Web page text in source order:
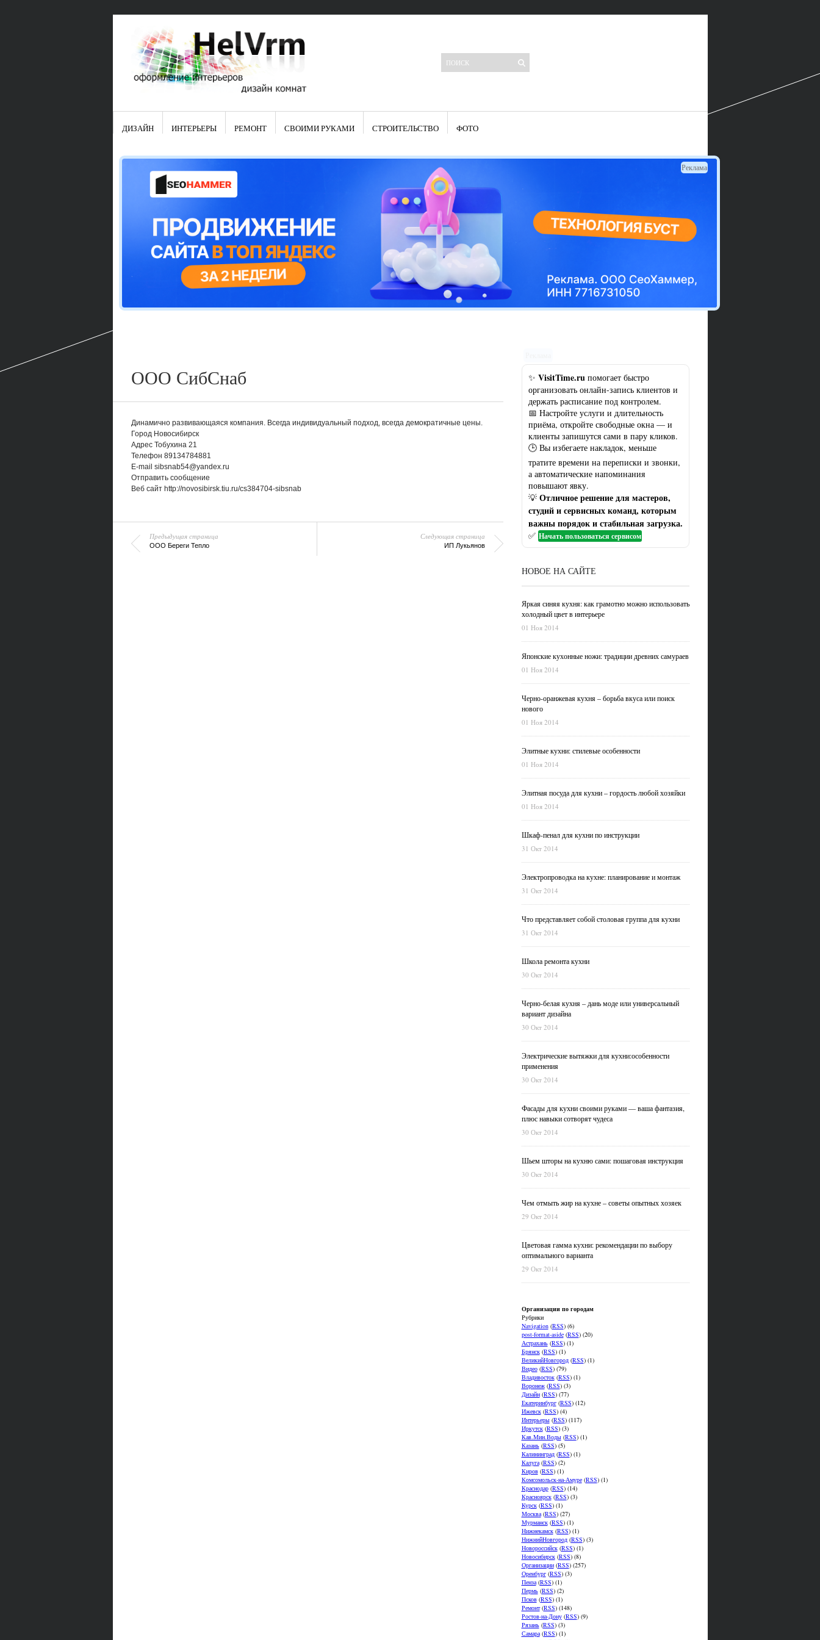
Свежие записи
Японские кухонные ножи: традиции древних самураев
Элитные кухни: стилевые особенности
Элитная посуда для кухни – гордость любой хозяйки
Шкаф-пенал для кухни по инструкции
Электропроводка на кухне: планирование и монтаж
Что представляет собой столовая группа для кухни
Школа ремонта кухни
Черно-белая кухня – дань моде или универсальный вариант дизайна
Электрические вытяжки для кухни:особенности применения
Фасады для кухни своими руками — ваша фантазия, плюс навыки
сотворят чудеса
Шьем шторы на кухню сами: пошаговая инструкция
Чем отмыть жир на кухне – советы опытных хозяек
Цветовая гамма кухни: рекомендации по выбору оптимального
ДИЗАЙН ИНТЕРЬЕРЫ РЕМОНТ СВОИМИ РУКАМИ СТРОИТЕЛЬСТВО ФОТО
Реклама
ООО СибСнаб
Динамично развивающаяся компания. Всегда индивидуальный подход, всегда демократичные цены.
Город Новосибирск
АдресТобухина 21
Телефон 89134784881
E-mail sibsnab54@yandex.ru
Отправить сообщение
Веб сайтhttp://novosibirsk.tiu.ru/cs384704-sibsnab
Предыдущая страница
ООО Береги Тепло
Следующая страница
ИП Лукьянов
✨ VisitTime.ru помогает быстро
организовать онлайн-запись клиентов и
держать расписание под контролем.
📅 Настройте услуги и длительность
приёма, откройте свободные окна — и
клиенты запишутся сами в пару кликов.
🕒 Вы избегаете накладок, меньше
тратите времени на переписки и звонки,
а автоматические напоминания
повышают явку.
💡 Отличное решение для мастеров,
студий и сервисных команд, которым
важны порядок и стабильная загрузка.
✅ Начать пользоваться сервисом
НОВОЕ НА САЙТЕ
Яркая синяя кухня: как грамотно можно использовать
холодный цвет в интерьере
01 Ноя 2014
Японские кухонные ножи: традиции древних самураев
01 Ноя 2014
Черно-оранжевая кухня – борьба вкуса или поиск
нового
01 Ноя 2014
Элитные кухни: стилевые особенности
01 Ноя 2014
Элитная посуда для кухни – гордость любой хозяйки
01 Ноя 2014
Шкаф-пенал для кухни по инструкции
31 Окт 2014
Электропроводка на кухне: планирование и монтаж
31 Окт 2014
Что представляет собой столовая группа для кухни
31 Окт 2014
Школа ремонта кухни
30 Окт 2014
Черно-белая кухня – дань моде или универсальный
вариант дизайна
30 Окт 2014
Электрические вытяжки для кухни:особенности
применения
30 Окт 2014
Фасады для кухни своими руками — ваша фантазия,
плюс навыки сотворят чудеса
30 Окт 2014
Шьем шторы на кухню сами: пошаговая инструкция
30 Окт 2014
Чем отмыть жир на кухне – советы опытных хозяек
29 Окт 2014
Цветовая гамма кухни: рекомендации по выбору
оптимального варианта
29 Окт 2014
Организации по городам
Рубрики
Navigation(RSS) (6)
post-format-aside(RSS) (20)
Астрахань(RSS) (1)
Брянск(RSS) (1)
ВеликийНовгород(RSS) (1)
Видео(RSS) (79)
Владивосток(RSS) (1)
Воронеж(RSS) (3)
Дизайн(RSS) (77)
Екатеринбург(RSS) (12)
Ижевск(RSS) (4)
Интерьеры(RSS) (117)
Иркутск(RSS) (3)
Кав.Мин.Воды(RSS) (1)
Казань(RSS) (5)
Калининград(RSS) (1)
Калуга(RSS) (2)
Киров(RSS) (1)
Комсомольск-на-Амуре(RSS) (1)
Краснодар(RSS) (14)
Красноярск(RSS) (3)
Курск(RSS) (1)
Москва(RSS) (27)
Мурманск(RSS) (1)
Нижнекамск(RSS) (1)
НижнийНовгород(RSS) (3)
Новороссийск(RSS) (1)
Новосибирск(RSS) (8)
Организации(RSS) (257)
Оренбург(RSS) (3)
Пенза(RSS) (1)
Пермь(RSS) (2)
Псков(RSS) (1)
Ремонт(RSS) (148)
Ростов-на-Дону(RSS) (9)
Рязань(RSS) (3)
Самара(RSS) (1)